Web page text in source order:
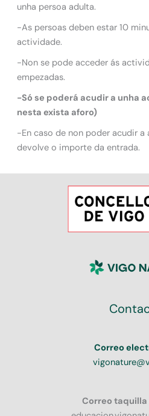
unha persoa adulta.
-As persoas deben estar 10
actividade.
-Non se pode acceder ás
empezadas.
-Só se poderá acudir a unha
nesta exista aforo)
-En caso de non poder acudir
devolve o importe da entrada.
Correo
Correo taquilla